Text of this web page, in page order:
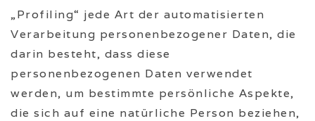
„Profiling“ jede Art der automatisierten
Verarbeitung personenbezogener Daten, die
darin besteht, dass diese
personenbezogenen Daten verwendet
werden, um bestimmte persönliche Aspekte,
die sich auf eine natürliche Person beziehen,